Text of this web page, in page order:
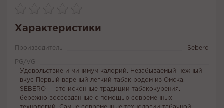
Характеристики
Производитель Sebero
PG/VG
Удовольствие и минимум калорий. Незабываемый нежный
вкус Первый вареный легкий табак родом из Омска.
SEBERO — это исконные традиции табакокурения,
бережно воссозданные с помощью современных
технологий. Самые современные технологии табачной